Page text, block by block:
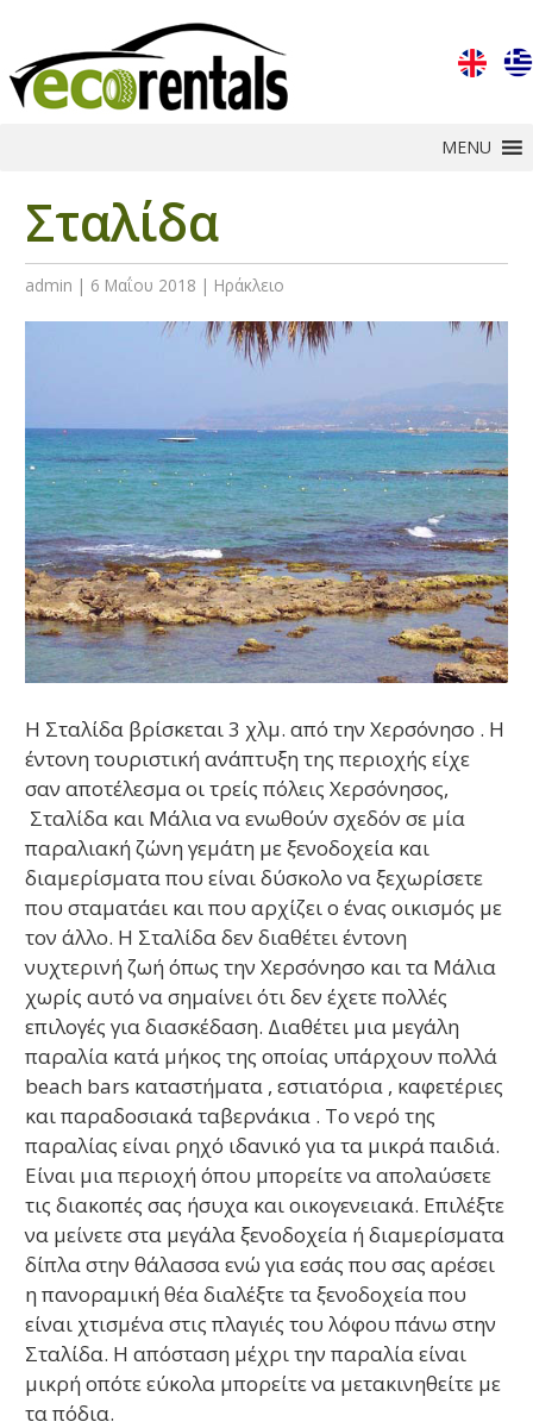
MENU
Σταλίδα
admin | 6 Μαΐου 2018 | Ηράκλειο
Η Σταλίδα βρίσκεται 3 χλμ. από την Χερσόνησο . Η
έντονη τουριστική ανάπτυξη της περιοχής είχε
σαν αποτέλεσμα οι τρείς πόλεις Χερσόνησος,
Σταλίδα και Μάλια να ενωθούν σχεδόν σε μία
παραλιακή ζώνη γεμάτη με ξενοδοχεία και
διαμερίσματα που είναι δύσκολο να ξεχωρίσετε
που σταματάει και που αρχίζει ο ένας οικισμός με
τον άλλο. Η Σταλίδα δεν διαθέτει έντονη
νυχτερινή ζωή όπως την Χερσόνησο και τα Μάλια
χωρίς αυτό να σημαίνει ότι δεν έχετε πολλές
επιλογές για διασκέδαση. Διαθέτει μια μεγάλη
παραλία κατά μήκος της οποίας υπάρχουν πολλά
beach bars καταστήματα , εστιατόρια , καφετέριες
και παραδοσιακά ταβερνάκια . Το νερό της
παραλίας είναι ρηχό ιδανικό για τα μικρά παιδιά.
Είναι μια περιοχή όπου μπορείτε να απολαύσετε
τις διακοπές σας ήσυχα και οικογενειακά. Επιλέξτε
να μείνετε στα μεγάλα ξενοδοχεία ή διαμερίσματα
δίπλα στην θάλασσα ενώ για εσάς που σας αρέσει
η πανοραμική θέα διαλέξτε τα ξενοδοχεία που
είναι χτισμένα στις πλαγιές του λόφου πάνω στην
Σταλίδα. Η απόσταση μέχρι την παραλία είναι
μικρή οπότε εύκολα μπορείτε να μετακινηθείτε με
τα πόδια.